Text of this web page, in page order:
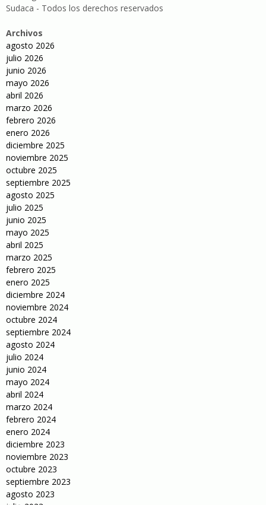
Sudaca - Todos los derechos reservados
Archivos
agosto 2026
julio 2026
junio 2026
mayo 2026
abril 2026
marzo 2026
febrero 2026
enero 2026
diciembre 2025
noviembre 2025
octubre 2025
septiembre 2025
agosto 2025
julio 2025
junio 2025
mayo 2025
abril 2025
marzo 2025
febrero 2025
enero 2025
diciembre 2024
noviembre 2024
octubre 2024
septiembre 2024
agosto 2024
julio 2024
junio 2024
mayo 2024
abril 2024
marzo 2024
febrero 2024
enero 2024
diciembre 2023
noviembre 2023
octubre 2023
septiembre 2023
agosto 2023